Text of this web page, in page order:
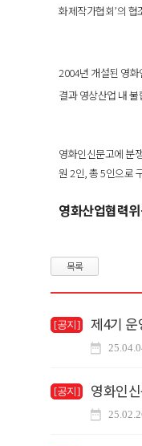
화제작가협회’의 협
2004년 개설된 영
결과 영상산업 내
영화인신문고에 분
원 2인, 총 5인으로
영화산업협력
목록
[공지] 제4기
[공지] 영화인